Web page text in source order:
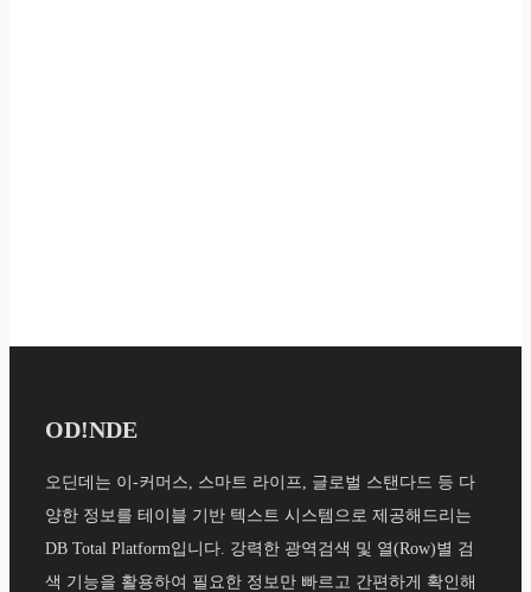
OD!NDE
오딘데는 이-커머스, 스마트 라이프, 글로벌 스탠다드 등 다
양한 정보를 테이블 기반 텍스트 시스템으로 제공해드리는
DB Total Platform입니다. 강력한 광역검색 및 열(Row)별 검
색 기능을 활용하여 필요한 정보만 빠르고 간편하게 확인해